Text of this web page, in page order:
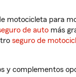
motocicleta para
de auto más
seguro de
y complementos